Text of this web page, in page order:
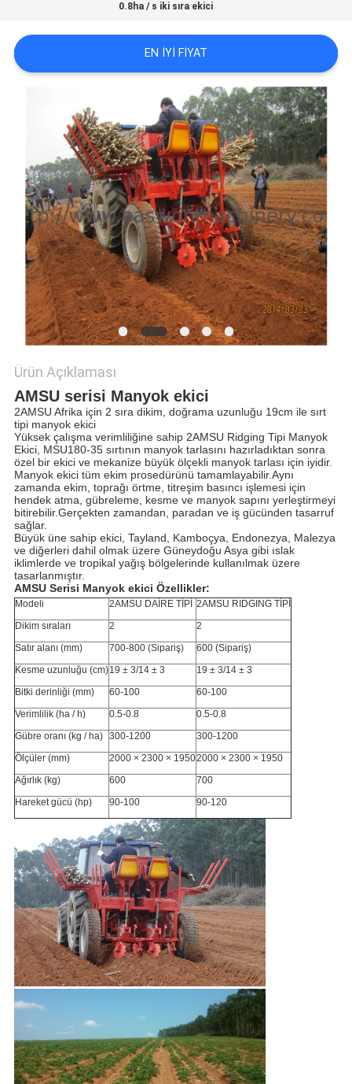
ISTEĞI
HARITASI
PRIVACY
POLICY
0.8ha / s iki sıra ekici
EN IYI FIYAT
Ürün Açıklaması
AMSU serisi Manyok ekici
2AMSU Afrika için 2 sıra dikim, doğrama uzunluğu 19cm ile sırt
tipi manyok ekici
Yüksek çalışma verimliliğine sahip 2AMSU Ridging Tipi Manyok
Ekici, MSU180-35 sırtının manyok tarlasını hazırladıktan sonra
özel bir ekici ve mekanize büyük ölçekli manyok tarlası için iyidir.
Manyok ekici tüm ekim prosedürünü tamamlayabilir.Aynı
zamanda ekim, toprağı örtme, titreşim basıncı işlemesi için
hendek atma, gübreleme, kesme ve manyok sapını yerleştirmeyi
bitirebilir.Gerçekten zamandan, paradan ve iş gücünden tasarruf
sağlar.
Büyük üne sahip ekici, Tayland, Kamboçya, Endonezya, Malezya
ve diğerleri dahil olmak üzere Güneydoğu Asya gibi ıslak
iklimlerde ve tropikal yağış bölgelerinde kullanılmak üzere
tasarlanmıştır.
AMSU Serisi Manyok ekici Özellikler:
Modeli 2AMSU DAİRE TİPİ 2AMSU RIDGING TİPİ
Dikim sıraları
2
2
Satır alanı (mm)
700-800 (Sipariş)
600 (Sipariş)
Kesme uzunluğu (cm)19 ± 3/14 ± 3
19 ± 3/14 ± 3
Bitki derinliği (mm)
60-100
60-100
Verimlilik (ha / h)
0.5-0.8
0.5-0.8
Gübre oranı (kg / ha) 300-1200
300-1200
Ölçüler (mm)
2000 × 2300 × 19502000 × 2300 × 1950
Ağırlık (kg)
600
700
Hareket gücü (hp)
90-100 90-120